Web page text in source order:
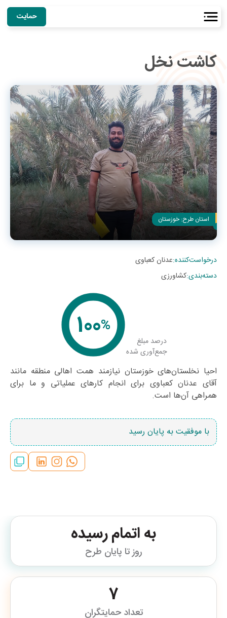
حمایت
کاشت نخل
استان طرح: خوزستان
درخواست‌کننده:عدنان کعباوی
دسته‌بندی:کشاورزی
درصد مبلغ
جمع‌آوری شده
%
100
احیا نخلستان‌های خوزستان نیازمند همت اهالی منطقه مانند
آقای عدنان کعباوی برای انجام کارهای عملیاتی و ما برای
همراهی آن‌ها است.
با موفقیت به پایان رسید
به اتمام رسیده
روز تا پایان طرح
7
تعداد حمایتگران